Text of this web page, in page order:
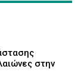
στην